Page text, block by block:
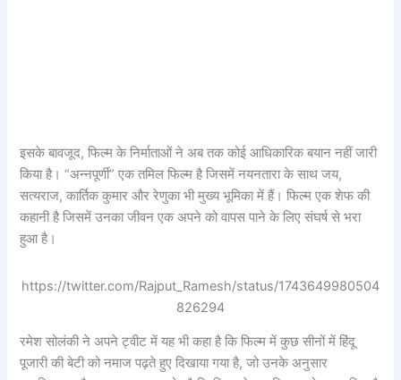
इसके बावजूद, फिल्म के निर्माताओं ने अब तक कोई आधिकारिक बयान नहीं जारी
किया है। “अन्नपूर्णी” एक तमिल फिल्म है जिसमें नयनतारा के साथ जय,
सत्यराज, कार्तिक कुमार और रेणुका भी मुख्य भूमिका में हैं। फिल्म एक शेफ की
कहानी है जिसमें उनका जीवन एक अपने को वापस पाने के लिए संघर्ष से भरा
हुआ है।
https://twitter.com/Rajput_Ramesh/status/1743649980504
826294
रमेश सोलंकी ने अपने ट्वीट में यह भी कहा है कि फिल्म में कुछ सीनों में हिंदू
पूजारी की बेटी को नमाज पढ़ते हुए दिखाया गया है, जो उनके अनुसार